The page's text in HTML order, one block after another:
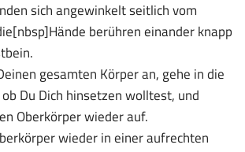
sich angewinkelt seitlich vom
berühren einander knapp
gesamten Körper an, gehe in die
Du Dich hinsetzen wolltest, und
Oberkörper wieder auf.
wieder in einer aufrechten